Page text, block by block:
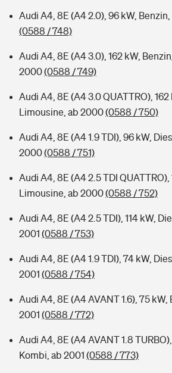
Audi A4, 8E (A4 2.0), 96 kW,
(0588 / 748)
Audi A4, 8E (A4 3.0), 162 kW,
2000(0588 / 749)
Audi A4, 8E (A4 3.0 QUATTRO), 162
Limousine, ab 2000(0588 / 750)
Audi A4, 8E (A4 1.9 TDI), 96 kW,
2000(0588 / 751)
Audi A4, 8E (A4 2.5 TDI QUATTRO),
Limousine, ab 2000(0588 / 752)
Audi A4, 8E (A4 2.5 TDI), 114 kW,
2001 (0588 / 753)
Audi A4, 8E (A4 1.9 TDI), 74 kW,
2001 (0588 / 754)
Audi A4, 8E (A4 AVANT 1.6), 75
2001 (0588 / 772)
Audi A4, 8E (A4 AVANT 1.8 TURBO),
Kombi, ab 2001 (0588 / 773)